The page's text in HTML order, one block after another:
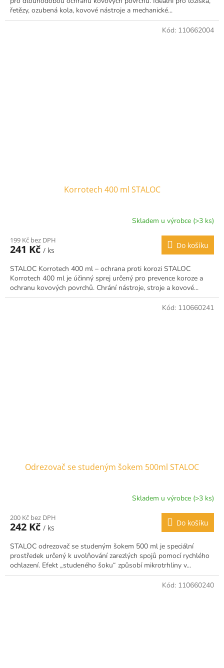
řetězy, ozubená kola, kovové nástroje a mechanické...
Korrotech 400 ml STALOC
Skladem u výrobce (>3 ks)
199 Kč bez DPH
241 Kč / ks
Do košíku
STALOC Korrotech 400 ml – ochrana proti korozi STALOC
Korrotech 400 ml je účinný sprej určený pro prevence koroze a
ochranu kovových povrchů. Chrání nástroje, stroje a kovové...
Kód: 110662004
Odrezovač se studeným šokem 500ml STALOC
Skladem u výrobce (>3 ks)
200 Kč bez DPH
242 Kč / ks
Do košíku
STALOC odrezovač se studeným šokem 500 ml je speciální
prostředek určený k uvolňování zarezlých spojů pomocí rychlého
ochlazení. Efekt „studeného šoku“ způsobí mikrotrhliny v...
Kód: 110660241
Kód: 110660240